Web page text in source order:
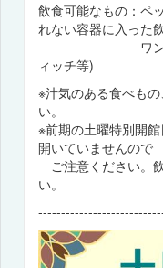
飲食可能なもの：ペ
れない容器に入った
ワンハンドフ
ィッチ等)
※汁気のある食べも
い。
※前期の土曜特別開
開いていませんので
ご注意ください。
い。